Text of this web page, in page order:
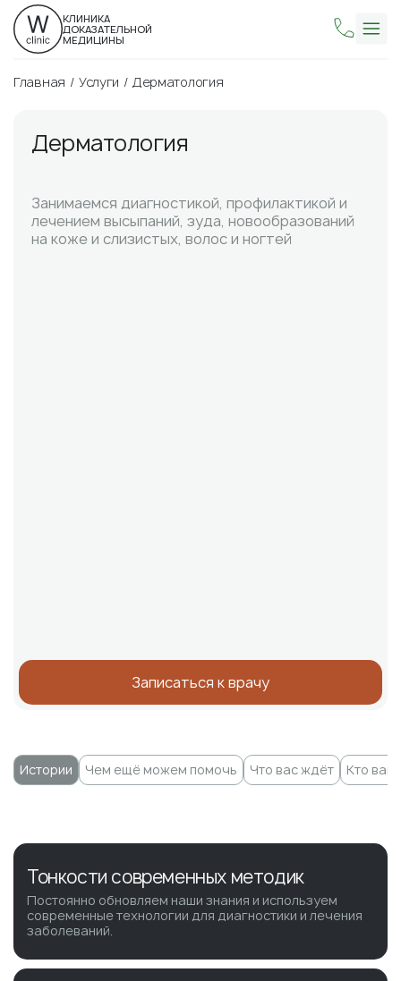
КЛИНИКА
ДОКАЗАТЕЛЬНОЙ
МЕДИЦИНЫ
Главная Услуги Дерматология
Дерматология
Занимаемся диагностикой, профилактикой и
лечением высыпаний, зуда, новообразований
на коже и слизистых, волос и ногтей
Записаться к врачу
Истории Чем ещё можем помочь Что вас ждёт Кто вам
Тонкости современных методик
Постоянно обновляем наши знания и используем
современные технологии для диагностики и лечения
заболеваний.